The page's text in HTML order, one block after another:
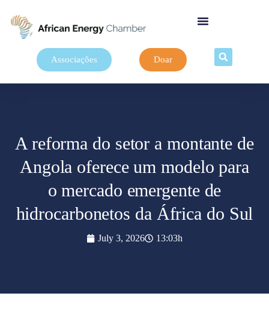
Associações Doar
A reforma do setor a montante de
Angola oferece um modelo para
o mercado emergente de
hidrocarbonetos da África do Sul
July 3, 2026 13:03h